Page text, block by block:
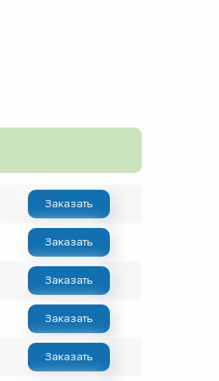
Заказать
Заказать
Заказать
Заказать
Заказать